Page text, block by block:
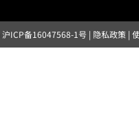
沪ICP备16047568-1号 | 隐私政策|